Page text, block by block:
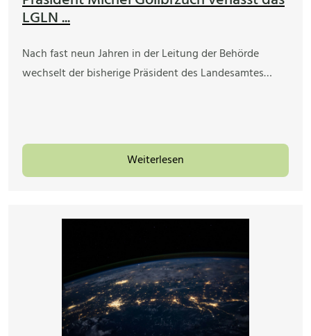
LGLN ...
Nach fast neun Jahren in der Leitung der Behörde
wechselt der bisherige Präsident des Landesamtes…
Weiterlesen